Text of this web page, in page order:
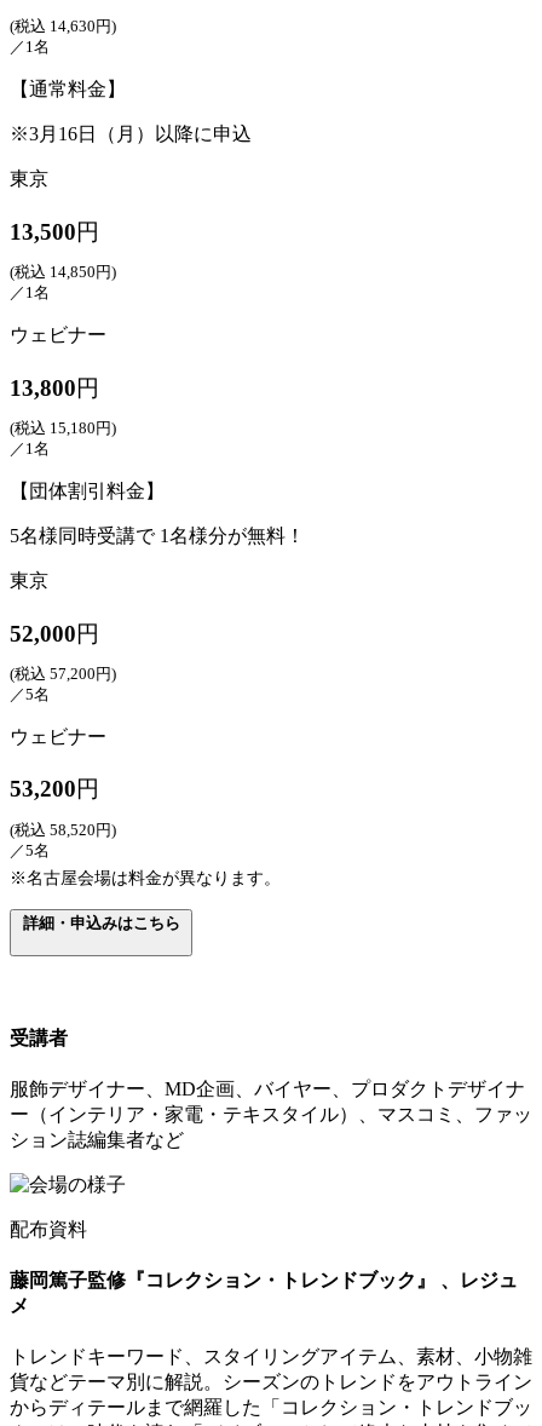
(税込 14,630円)
／1名
【通常料金】
※3月16日（月）以降に申込
東京
13,500円
(税込 14,850円)
／1名
ウェビナー
13,800円
(税込 15,180円)
／1名
【団体割引料金】
5名様同時受講で 1名様分が無料！
東京
52,000円
(税込 57,200円)
／5名
ウェビナー
53,200円
(税込 58,520円)
／5名
※名古屋会場は料金が異なります。
詳細・申込みはこちら
受講者
服飾デザイナー、MD企画、バイヤー、プロダクトデザイナ
ー（インテリア・家電・テキスタイル）、マスコミ、ファッ
ション誌編集者など
配布資料
藤岡篤子監修『コレクション・トレンドブック』 、レジュ
メ
トレンドキーワード、スタイリングアイテム、素材、小物雑
貨などテーマ別に解説。シーズンのトレンドをアウトライン
からディテールまで網羅した「コレクション・トレンドブッ